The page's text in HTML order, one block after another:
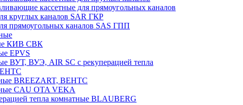
кассетные для прямоугольных каналов
круглых каналов SAR ГКР
прямоугольных каналов SAS ГПП
КИВ СВК
EPVS
ВУТ, ВУЭ, AIR SC с рекуперацией тепла
BREEZART, ВЕНТС
CAU OTA VEKA
тепла комнатные BLAUBERG